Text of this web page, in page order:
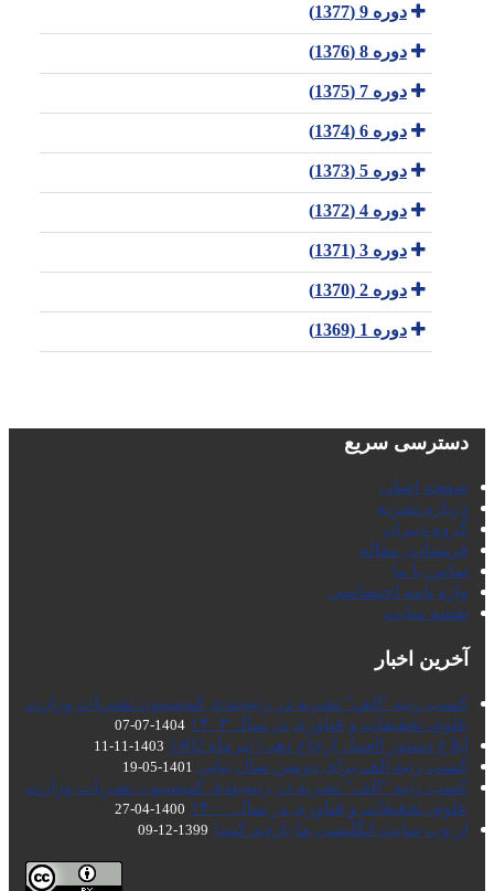
دوره 9 (1377)
دوره 8 (1376)
دوره 7 (1375)
دوره 6 (1374)
دوره 5 (1373)
دوره 4 (1372)
دوره 3 (1371)
دوره 2 (1370)
دوره 1 (1369)
دسترسی سریع
صفحه اصلی
درباره نشریه
گروه دبیران
فرستادن مقاله
تماس با ما
واژه نامه اختصاصی
نقشه سایت
آخرین اخبار
کسب رتبه "الف" نشریه در رتبه‌بندی کمیسیون نشریات وزارت
علوم، تحقیقات و فناوری در سال ۱۴۰۳
1404-07-07
ابلاغ دستور العمل ارجاع دهی/ تیرماه 1402 1403-11-11
کسب رتبه الف برای دومین سال پیاپی 1401-05-19
کسب رتبه "الف" نشریه در رتبه‌بندی کمیسیون نشریات وزارت
علوم، تحقیقات و فناوری در سال ۱۴۰۰
1400-04-27
از وب سایت انگلیسی ما بازدید کنید! 1399-12-09